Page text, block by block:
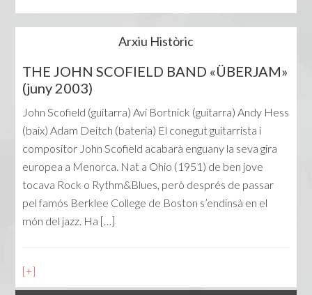
Arxiu Històric
THE JOHN SCOFIELD BAND «ÜBERJAM»
(juny 2003)
John Scofield (guitarra) Avi Bortnick (guitarra) Andy Hess
(baix) Adam Deitch (bateria) El conegut guitarrista i
compositor John Scofield acabarà enguany la seva gira
europea a Menorca. Nat a Ohio (1951) de ben jove
tocava Rock o Rythm&Blues, però després de passar
pel famós Berklee College de Boston s’endinsà en el
món del jazz. Ha […]
[+]